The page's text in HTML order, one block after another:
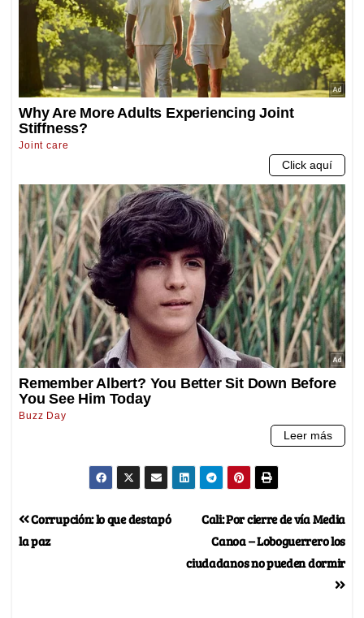
Cali: Por cierre de vía Media
Canoa – Loboguerrero los
ciudadanos no pueden dormir
Corrupción: lo que destapó
la paz